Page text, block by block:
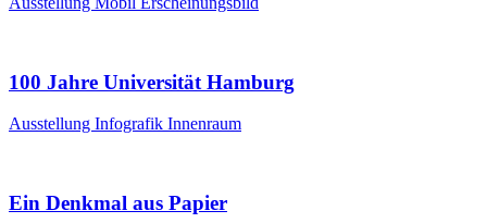
100 Jahre Universität Hamburg
Ausstellung Infografik Innenraum
Ein Denkmal aus Papier